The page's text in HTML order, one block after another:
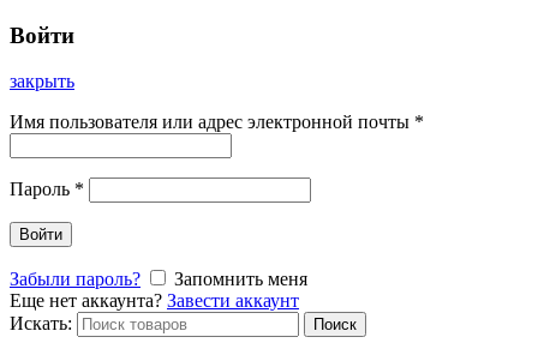
Войти
закрыть
Имя пользователя или адрес электронной почты *
Пароль *
Войти
Забыли пароль?
Запомнить меня
Еще нет аккаунта? Завести аккаунт
Искать:
Поиск